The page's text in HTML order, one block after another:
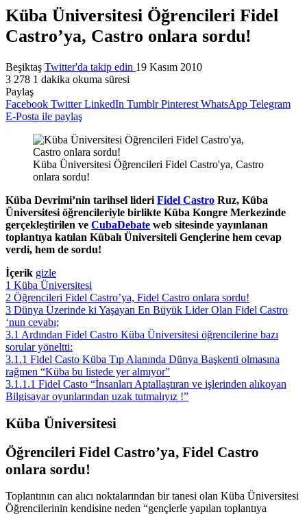
Küba Üniversitesi Öğrencileri Fidel
Castro’ya, Castro onlara sordu!
Beşiktaş Twitter'da takip edin 19 Kasım 2010
3 278 1 dakika okuma süresi
Paylaş
Facebook Twitter LinkedIn Tumblr Pinterest WhatsApp Telegram
E-Posta ile paylaş
Küba Üniversitesi Öğrencileri Fidel Castro'ya, Castro
onlara sordu!
Küba Devrimi’nin tarihsel lideri Fidel Castro Ruz, Küba
Üniversitesi öğrencileriyle birlikte Küba Kongre Merkezinde
gerçekleştirilen ve CubaDebate web sitesinde yayınlanan
toplantıya katılan Kübalı Üniversiteli Gençlerine hem cevap
verdi, hem de sordu!
İçerik gizle
1 Küba Üniversitesi
2 Öğrencileri Fidel Castro’ya, Fidel Castro onlara sordu!
3 Dünya Üzerinde ki Yaşayan En Büyük Lider Olan Fidel Castro
‘nun cevabı;
3.1 Ardından Fidel Castro Küba Üniversitesi öğrencilerine bazı
sorular yöneltti:
3.1.1 Fidel Casto Küba Tıp Alanında Dünya Başkenti olmasına
rağmen “Küba bu listede yer almıyor”
3.1.1.1 Fidel Casto “İnsanları Aptallaştıran ve işlerinden alıkoyan
Bilgisayar oyunlarından uzak tutmalıyız !”
Küba Üniversitesi
Öğrencileri Fidel Castro’ya, Fidel Castro
onlara sordu!
Toplantının can alıcı noktalarından bir tanesi olan Küba Üniversitesi
Öğrencilerinin kendisine neden “gençlerle yapılan toplantıya